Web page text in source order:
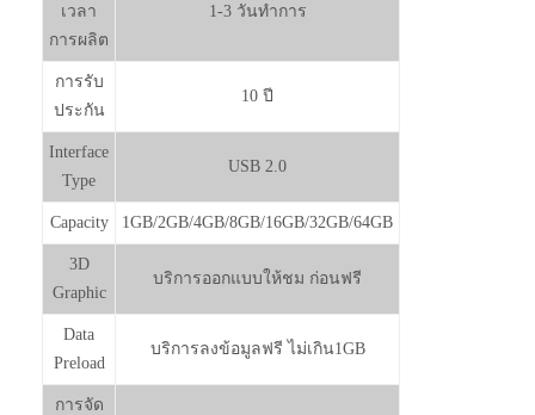
เวลา
การผลิต
1-3 วันทำการ
การรับ
ประกัน
10 ปี
Interface
Type
USB 2.0
Capacity 1GB/2GB/4GB/8GB/16GB/32GB/64GB
3D
Graphic
บริการออกแบบให้ชม ก่อนฟรี
Data
Preload
บริการลงข้อมูลฟรี ไม่เกิน1GB
การจัด